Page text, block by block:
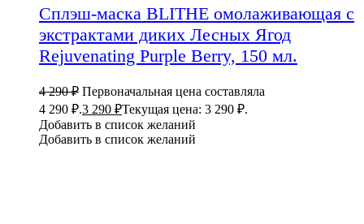
Сплэш-маска BLITHE омолаживающая с
экстрактами диких Лесных Ягод
Rejuvenating Purple Berry, 150 мл.
4 290₽ Первоначальная цена составляла
4 290 ₽.3 290 ₽Текущая цена: 3 290 ₽.
Добавить в список желаний
Добавить в список желаний